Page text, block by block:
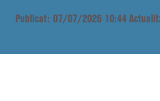
Publicat: 07/07/2026 10:44